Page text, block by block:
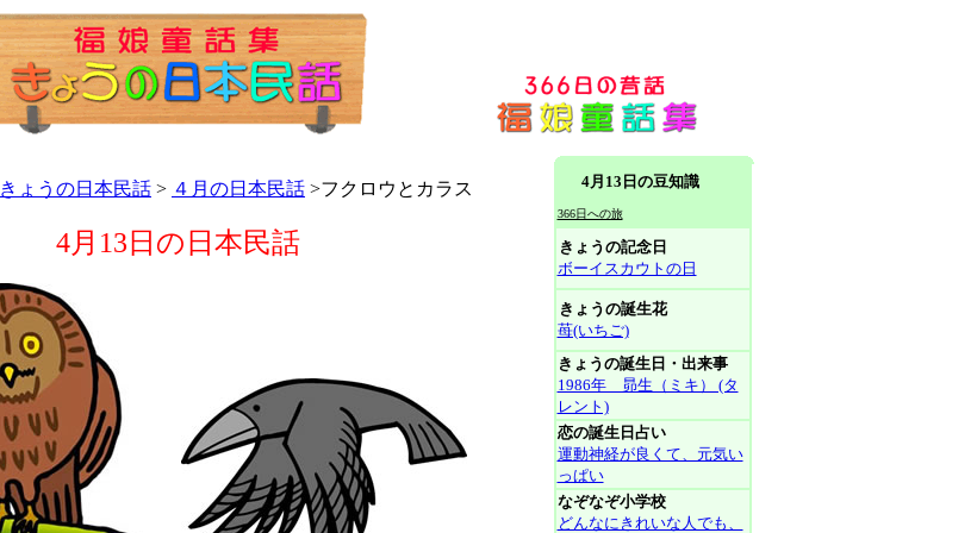
きょうの日本民話 > ４月の日本民話 >フクロウとカラス
4月13日の日本民話
4月13日の豆知識
366日への旅
きょうの記念日
ボーイスカウトの日
きょうの誕生花
苺(いちご)
きょうの誕生日・出来事
1986年 昴生（ミキ） (タ
レント)
恋の誕生日占い
運動神経が良くて、元気い
っぱい
なぞなぞ小学校
どんなにきれいな人でも、